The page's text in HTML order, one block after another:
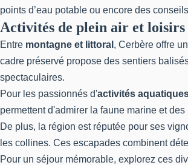
points d’eau potable ou encore des
Activités de plein air et loisirs
Entre montagne et littoral , Cerbère offre
cadre préservé propose des sentiers
spectaculaires.
Pour les passionnés d'activités
permettent d'admirer la faune marine et
De plus, la région est réputée pour ses
les collines. Ces escapades combinent
Pour un séjour mémorable, explorez ces